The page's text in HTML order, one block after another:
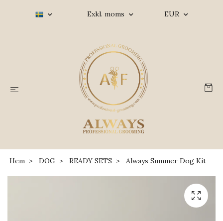
Exkl. moms EUR
Hem DOG READY SETS Always Summer Dog Kit